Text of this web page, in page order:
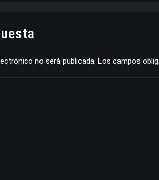
no será publicada. Los campos